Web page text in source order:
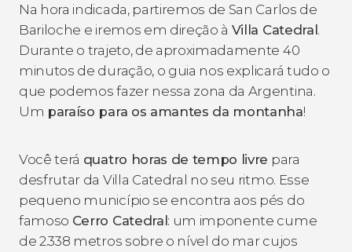
Na hora indicada, partiremos de San Carlos de
Bariloche e iremos em direção à Villa Catedral.
Durante o trajeto, de aproximadamente 40
minutos de duração, o guia nos explicará tudo o
que podemos fazer nessa zona da Argentina.
Um paraíso para os amantes da montanha!
Você terá quatro horas de tempo livre para
desfrutar da Villa Catedral no seu ritmo. Esse
pequeno município se encontra aos pés do
famoso Cerro Catedral: um imponente cume
de 2.338 metros sobre o nível do mar cujos